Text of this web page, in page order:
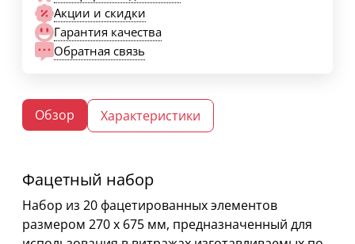
Акции и скидки
Гарантия качества
Обратная связь
Обзор Характеристики
Фацетный набор
Набор из 20 фацетированных элементов
размером 270 х 675 мм, предназначенный для